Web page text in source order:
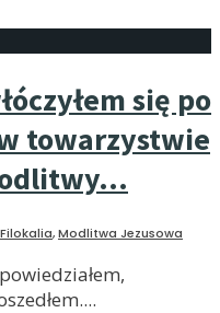
się po
towarzystwie
Filokalia,Modlitwa Jezusowa
...